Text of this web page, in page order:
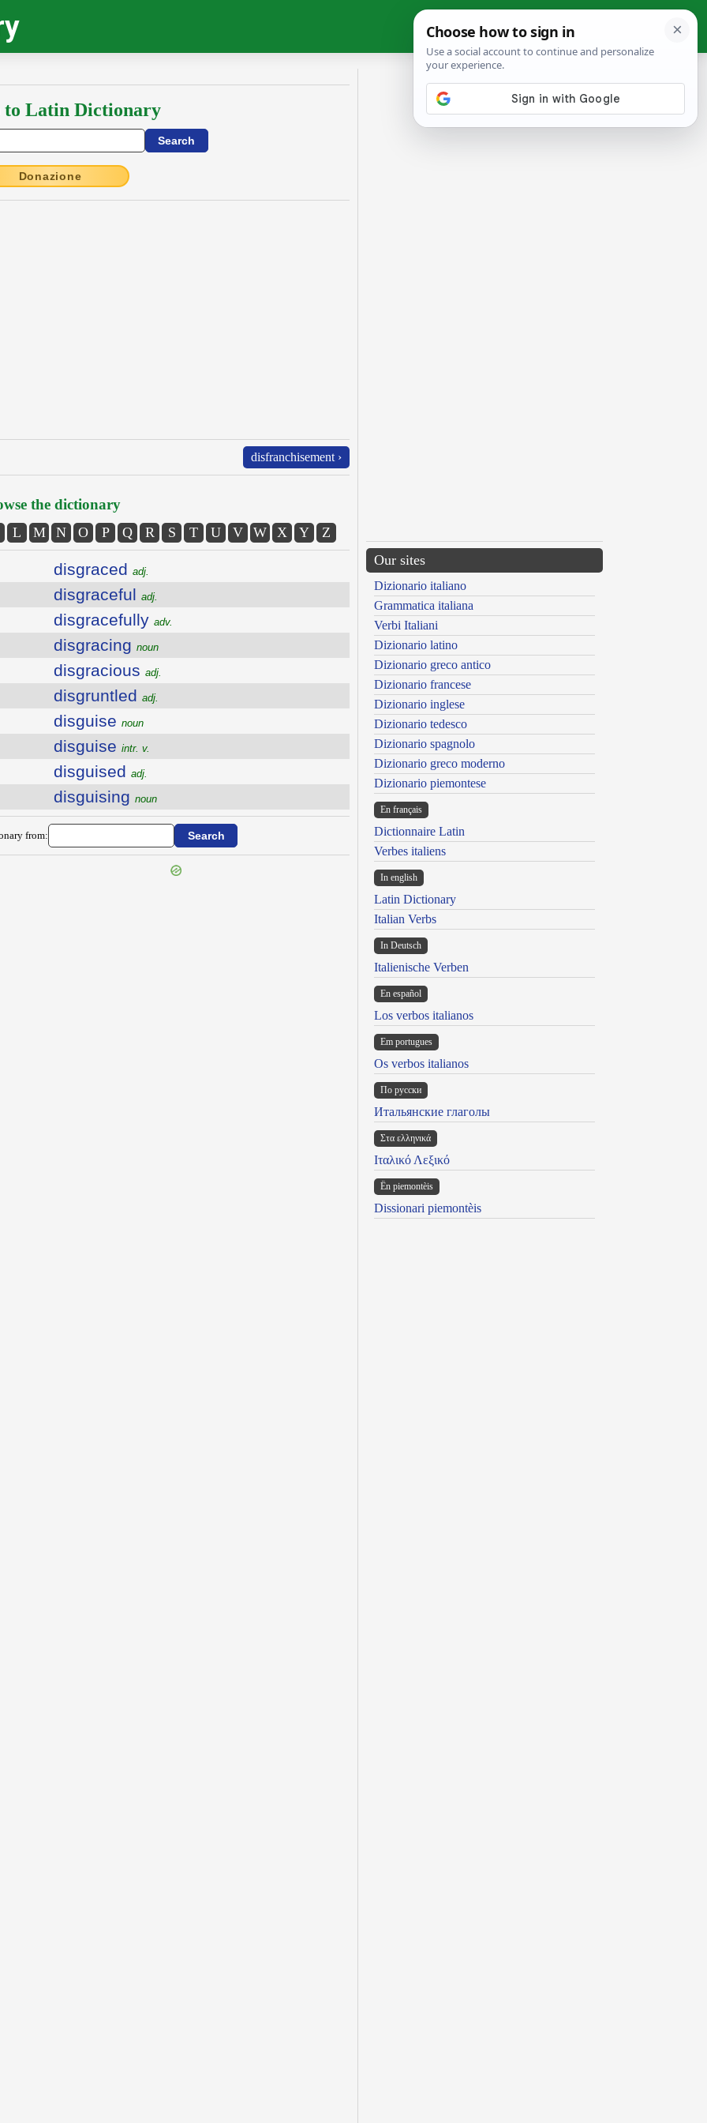
to Latin Dictionary
Donazione
disfranchisement ›
the dictionary
L M N O P Q R S T U V W X Y Z
disgraced adj.
disgraceful adj.
disgracefully adv.
disgracing noun
disgracious adj.
disgruntled adj.
disguise noun
disguise intr. v.
disguised adj.
disguising noun
from:
Our sites
Dizionario italiano
Grammatica italiana
Verbi Italiani
Dizionario latino
Dizionario greco antico
Dizionario francese
Dizionario inglese
Dizionario tedesco
Dizionario spagnolo
Dizionario greco moderno
Dizionario piemontese
En français
Dictionnaire Latin
Verbes italiens
In english
Latin Dictionary
Italian Verbs
In Deutsch
Italienische Verben
En español
Los verbos italianos
Em portugues
Os verbos italianos
По русски
Итальянские глаголы
Στα ελληνικά
Ιταλικό Λεξικό
Ën piemontèis
Dissionari piemontèis